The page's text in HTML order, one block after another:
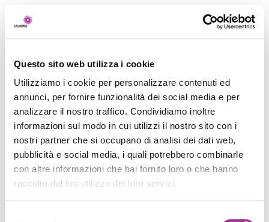
Questo sito web utilizza i cookie
Utilizziamo i cookie per personalizzare contenuti ed
annunci, per fornire funzionalità dei social media e per
analizzare il nostro traffico. Condividiamo inoltre
informazioni sul modo in cui utilizzi il nostro sito con i
nostri partner che si occupano di analisi dei dati web,
pubblicità e social media, i quali potrebbero combinarle
con altre informazioni che hai fornito loro o che hanno
raccolto dal tuo utilizzo dei loro servizi.